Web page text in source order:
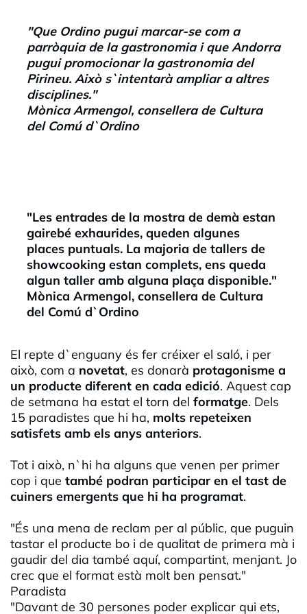
"Que Ordino pugui marcar-se com a
parròquia de la gastronomia i que Andorra
pugui promocionar la gastronomia del
Pirineu. Això s`intentarà ampliar a altres
disciplines."
Mònica Armengol, consellera de Cultura
del Comú d`Ordino
"Les entrades de la mostra de demà estan
gairebé exhaurides, queden algunes
places puntuals. La majoria de tallers de
showcooking estan complets, ens queda
algun taller amb alguna plaça disponible."
Mònica Armengol, consellera de Cultura
del Comú d`Ordino
El repte d`enguany és fer créixer el saló, i per
això, com a novetat, es donarà protagonisme a
un producte diferent en cada edició. Aquest cap
de setmana ha estat el torn del formatge. Dels
15 paradistes que hi ha, molts repeteixen
satisfets amb els anys anteriors.
Tot i això, n`hi ha alguns que venen per primer
cop i que també podran participar en el tast de
cuiners emergents que hi ha programat.
"És una mena de reclam per al públic, que puguin
tastar el producte bo i de qualitat de primera mà i
gaudir del dia també aquí, compartint, menjant. Jo
crec que el format està molt ben pensat."
Paradista
"Davant de 30 persones poder explicar qui ets,